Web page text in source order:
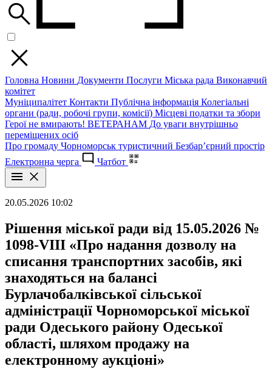
Головна Новини Документи Послуги Міська рада Виконавчий
комітет
Муніципалітет Контакти Публічна інформація Колегіальні
органи (ради, робочі групи, комісії) Місцеві податки та збори
Герої не вмирають! ВЕТЕРАНАМ До уваги внутрішньо
переміщених осіб
Про громаду Чорноморськ туристичний Безбар’єрний простір
Електронна черга
Чатбот
20.05.2026 10:02
Рішення міської ради від 15.05.2026 №
1098-VIII «Про надання дозволу на
списання транспортних засобів, які
знаходяться на балансі
Бурлачобалківської сільської
адміністрації Чорноморської міської
ради Одеського району Одеської
області, шляхом продажу на
електронному аукціоні»